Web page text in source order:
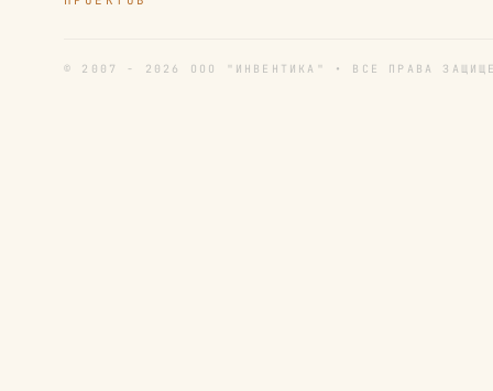
© 2007 - 2026 ООО "ИНВЕНТИКА" • ВСЕ ПРАВА